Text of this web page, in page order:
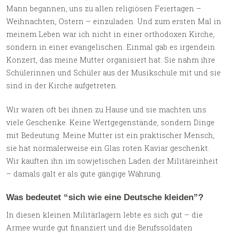
Mann begannen, uns zu allen religiösen Feiertagen –
Weihnachten, Ostern – einzuladen. Und zum ersten Mal in
meinem Leben war ich nicht in einer orthodoxen Kirche,
sondern in einer evangelischen. Einmal gab es irgendein
Konzert, das meine Mutter organisiert hat. Sie nahm ihre
Schülerinnen und Schüler aus der Musikschule mit und sie
sind in der Kirche aufgetreten.
Wir waren oft bei ihnen zu Hause und sie machten uns
viele Geschenke. Keine Wertgegenstände, sondern Dinge
mit Bedeutung. Meine Mutter ist ein praktischer Mensch,
sie hat normalerweise ein Glas roten Kaviar geschenkt.
Wir kauften ihn im sowjetischen Laden der Militäreinheit
– damals galt er als gute gängige Währung.
Was bedeutet “sich wie eine Deutsche kleiden”?
In diesen kleinen Militärlagern lebte es sich gut – die
Armee wurde gut finanziert und die Berufssoldaten